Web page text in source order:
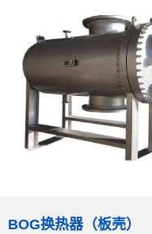
BOG换热器（板壳）